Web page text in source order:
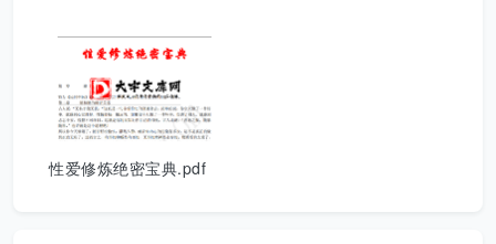
性爱修炼绝密宝典.pdf